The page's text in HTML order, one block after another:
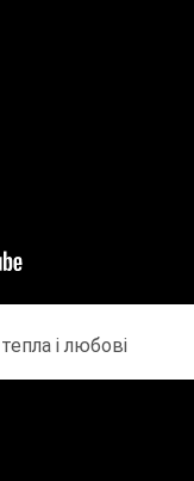
і любові